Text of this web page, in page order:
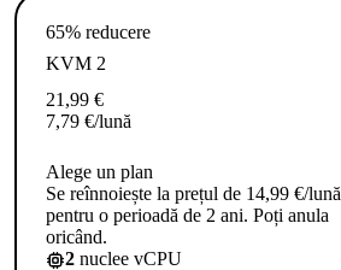
65% reducere
KVM 2
21,99 €
7,79 €/lună
Alege un plan
Se reînnoiește la prețul de 14,99 €/lună
pentru o perioadă de 2 ani. Poți anula
oricând.
2 nuclee vCPU